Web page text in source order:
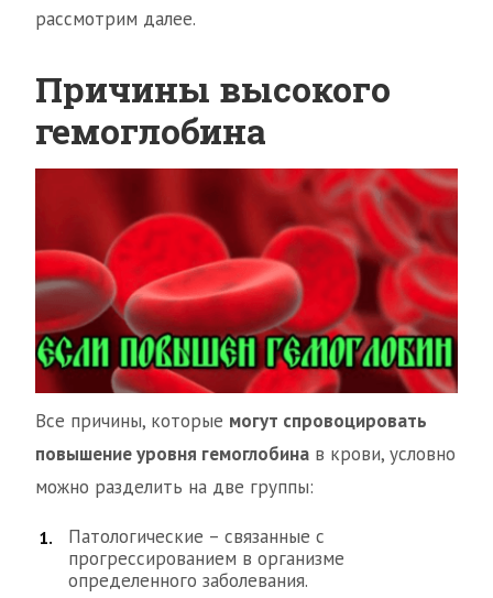
рассмотрим далее.
Причины высокого
гемоглобина
Все причины, которые могут спровоцировать
повышение уровня гемоглобина в крови, условно
можно разделить на две группы:
Патологические – связанные с
прогрессированием в организме
определенного заболевания.